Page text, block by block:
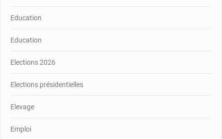
Education
Education
Elections 2026
Elections présidentielles
Elevage
Emploi